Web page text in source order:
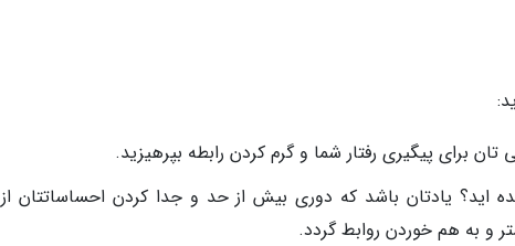
برای پیگیری رفتار شما و گرم کردن رابطه بپرهیزید.
اید؟ یادتان باشد که دوری بیش از حد و جدا کردن احساساتتان از
و به هم خوردن روابط گردد.